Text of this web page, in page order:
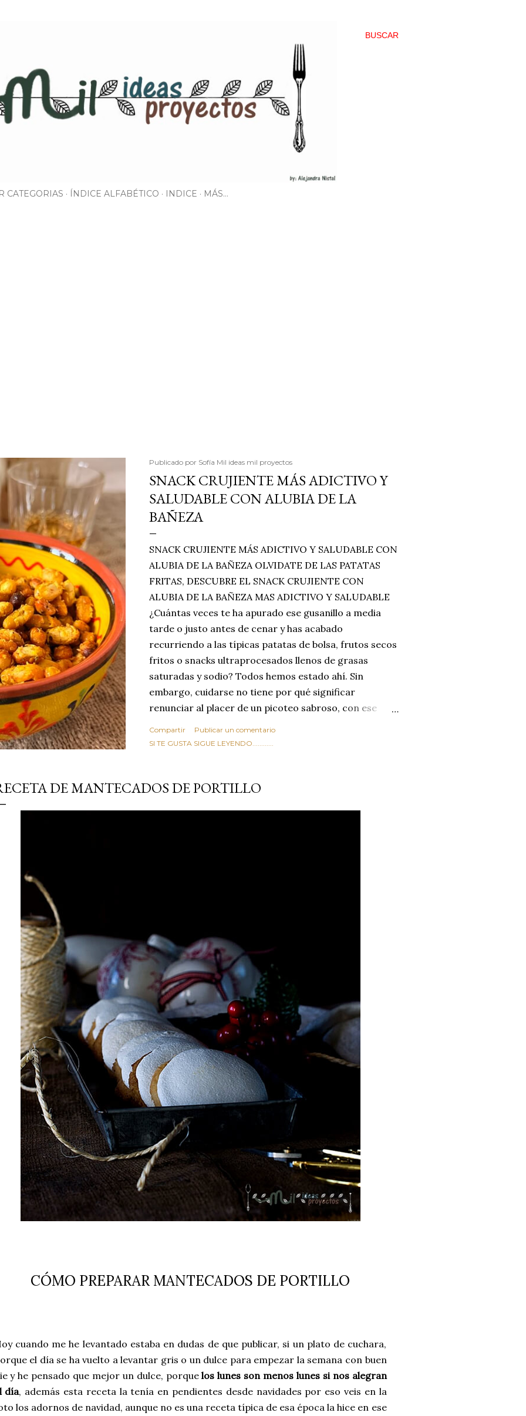
BUSCAR
CATEGORIAS ÍNDICE ALFABÉTICO INDICE MÁS…
Publicado por Sofía Mil ideas mil proyectos
SNACK CRUJIENTE MÁS ADICTIVO Y
SALUDABLE CON ALUBIA DE LA
BAÑEZA
SNACK CRUJIENTE MÁS ADICTIVO Y SALUDABLE CON
ALUBIA DE LA BAÑEZA OLVIDATE DE LAS PATATAS
FRITAS, DESCUBRE EL SNACK CRUJIENTE CON
ALUBIA DE LA BAÑEZA MAS ADICTIVO Y SALUDABLE
¿Cuántas veces te ha apurado ese gusanillo a media
tarde o justo antes de cenar y has acabado
recurriendo a las típicas patatas de bolsa, frutos secos
fritos o snacks ultraprocesados llenos de grasas
saturadas y sodio? Todos hemos estado ahí. Sin
embargo, cuidarse no tiene por qué significar
renunciar al placer de un picoteo sabroso, con ese
Estas alubias crujientes al horno van a cambiar por
tradicionales y copiosos de invierno. Con esta receta
Compartir
Publicar un comentario
SI TE GUSTA SIGUE LEYENDO............
DE MANTECADOS DE PORTILLO
CÓMO PREPARAR MANTECADOS DE PORTILLO
cuando me he levantado estaba en dudas de que publicar, si un plato de cuchara,
el día se ha vuelto a levantar gris o un dulce para empezar la semana con buen
y he pensado que mejor un dulce, porquelos lunes son menos lunes si nos alegran
día, además esta receta la tenía en pendientes desde navidades por eso veis en la
los adornos de navidad, aunque no es una receta típica de esa época la hice en ese